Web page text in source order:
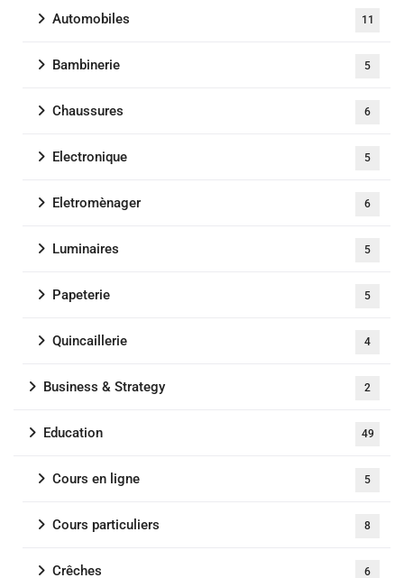
Automobiles 11
Bambinerie 5
Chaussures 6
Electronique 5
Eletromènager 6
Luminaires 5
Papeterie 5
Quincaillerie 4
Business & Strategy 2
Education 49
Cours en ligne 5
Cours particuliers 8
Crêches 6